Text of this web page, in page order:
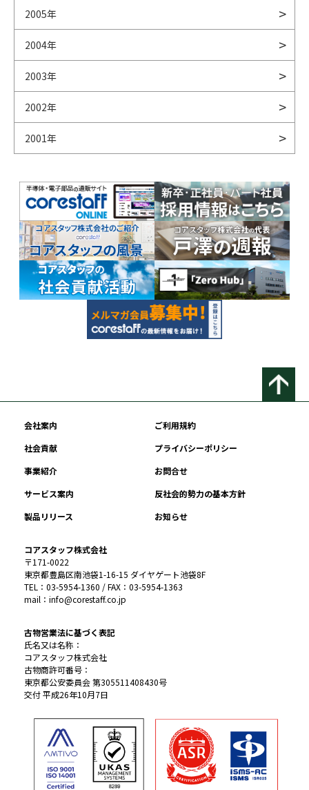
2005年
2004年
2003年
2002年
2001年
会社案内
ご利用規約
社会貢献
プライバシーポリシー
事業紹介
お問合せ
サービス案内
反社会的勢力の基本方針
製品リリース
お知らせ
コアスタッフ株式会社
〒171-0022
東京都豊島区南池袋1-16-15 ダイヤゲート池袋8F
TEL：03-5954-1360 / FAX：03-5954-1363
mail：info@corestaff.co.jp
古物営業法に基づく表記
氏名又は名称：
コアスタッフ株式会社
古物商許可番号：
東京都公安委員会 第305511408430号
交付 平成26年10月7日